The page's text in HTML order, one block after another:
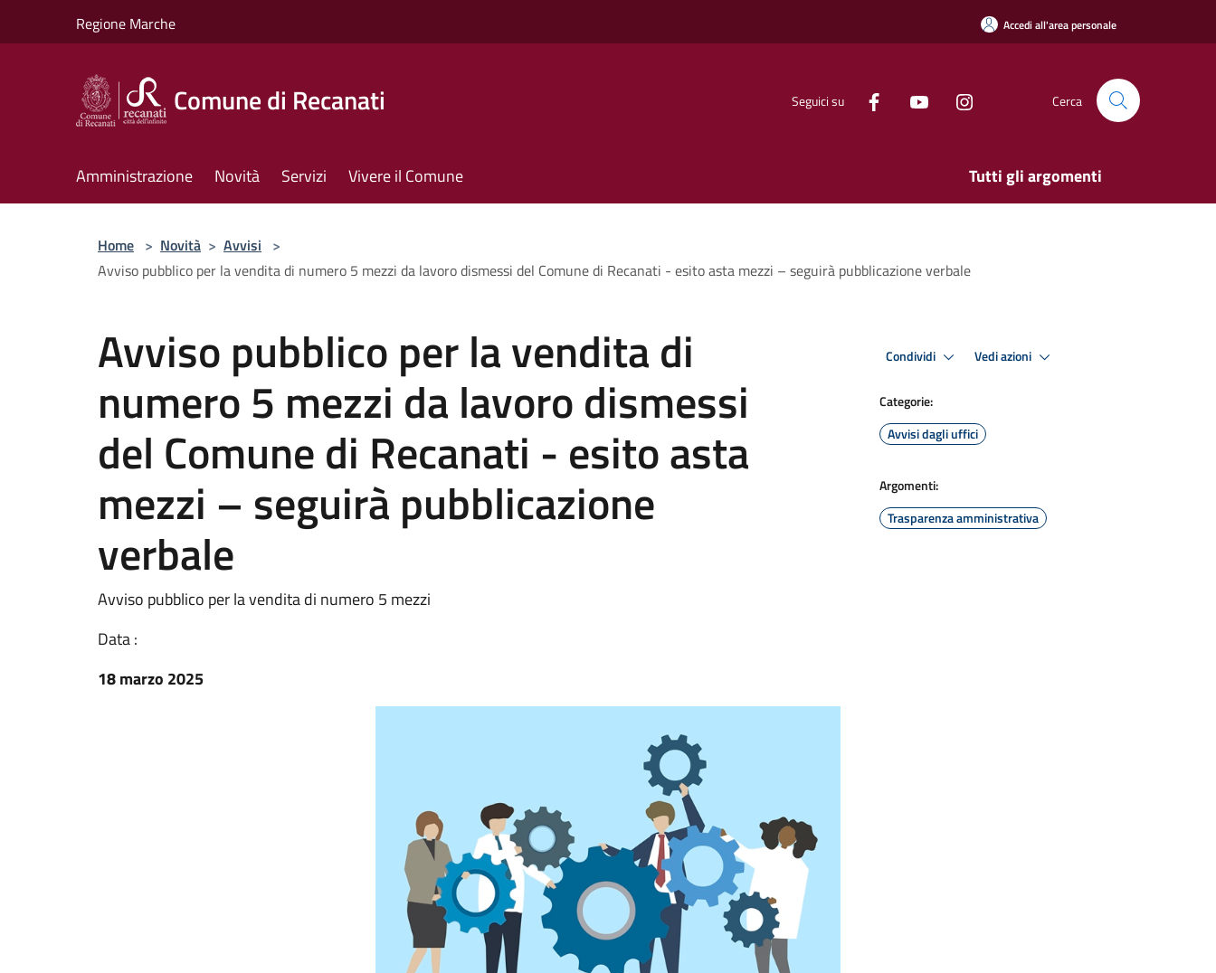
Regione Marche Accedi all'area personale
Comune di Recanati Seguici su Cerca
Amministrazione Novità Servizi Vivere il Comune Tutti gli argomenti
Home > Novità > Avvisi >
Avviso pubblico per la vendita di numero 5 mezzi da lavoro dismessi del Comune di Recanati - esito asta mezzi – seguirà pubblicazione verbale
Avviso pubblico per la vendita di
numero 5 mezzi da lavoro dismessi
del Comune di Recanati - esito asta
mezzi – seguirà pubblicazione
verbale
Avviso pubblico per la vendita di numero 5 mezzi
Data :
18 marzo 2025
Condividi Vedi azioni
Categorie:
Avvisi dagli uffici
Argomenti:
Trasparenza amministrativa